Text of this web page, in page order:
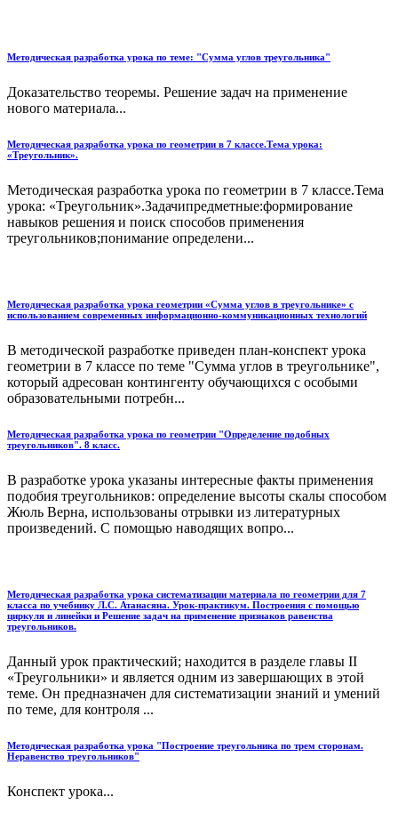
Методическая разработка урока по теме: "Сумма углов треугольника"
Доказательство теоремы. Решение задач на применение
нового материала...
Методическая разработка урока по геометрии в 7 классе.Тема урока:
«Треугольник».
Методическая разработка урока по геометрии в 7 классе.Тема
урока: «Треугольник».Задачипредметные:формирование
навыков решения и поиск способов применения
треугольников;понимание определени...
Методическая разработка урока геометрии «Сумма углов в треугольнике» с
использованием современных информационно-коммуникационных технологий
В методической разработке приведен план-конспект урока
геометрии в 7 классе по теме "Сумма углов в треугольнике",
который адресован контингенту обучающихся с особыми
образовательными потребн...
Методическая разработка урока по геометрии "Определение подобных
треугольников". 8 класс.
В разработке урока указаны интересные факты применения
подобия треугольников: определение высоты скалы способом
Жюль Верна, использованы отрывки из литературных
произведений. С помощью наводящих вопро...
Методическая разработка урока систематизации материала по геометрии для 7
класса по учебнику Л.С. Атанасяна. Урок-практикум. Построения с помощью
циркуля и линейки и Решение задач на применение признаков равенства
треугольников.
Данный урок практический; находится в разделе главы II
«Треугольники» и является одним из завершающих в этой
теме. Он предназначен для систематизации знаний и умений
по теме, для контроля ...
Методическая разработка урока "Построение треугольника по трем сторонам.
Неравенство треугольников"
Конспект урока...